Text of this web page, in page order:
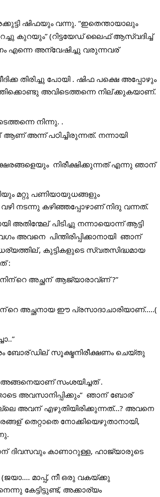
ഷിഫയും വന്നു. “ഇതെന്തായാലും
കുറയും” (റിട്ടയേഡ് ലൈഫ് ആസ്വദിച്ച്
എന്നെ അന്വേഷിച്ചു വരുന്നവര്
തിരിച്ചു പോയി . ഷിഫ പക്ഷെ അപ്പോഴും
അവിടെത്തന്നെ നില്
ക്കുകയാണ്.
നിന്നു. .
ആണ് അന്ന് പഠിച്ചിരുന്നത്. നന്നായി
നിരീക്ഷിക്കുന്നത് എന്നു ഞാന്
മറ്റു പണിയായുധങ്ങളും
വഴി നടന്നു കഴിഞ്ഞപ്പോഴാണ് നിദു വന്നത്.
അതിന്മേല് പിടിച്ചു നന്നായൊന്ന് ആട്ടി
പിന്തിരിപ്പിക്കാനായി  ഞാന്
, കുട്ടികളുടെ സ്വതസിദ്ധമായ
:
റെ അച്ഛന് ആജ്യാരാവ്ണ് ?”
റെ അച്ഛനായ ഈ പ്രസാദാചാരിയാണ്.....(
ബോര്ഡില് സൂക്ഷ്മനിരീക്ഷണം ചെയ്തു
സംശയിച്ചത് .
അവസാനിപ്പിക്കും“  ഞാന് ബോര്
അവന് എഴുതിയിരിക്കുന്നത്...? അവനെ
തെറ്റാതെ നോക്കിയെഴുതാനായി,
ദിവസവും കാണാറുള്ള, ഹാജ്യാരുടെ
മാപ്പ്, നീ ഒരു വകയ്ക്കു
കേട്ടിട്ടുണ്ട്, അക്കാര്യം